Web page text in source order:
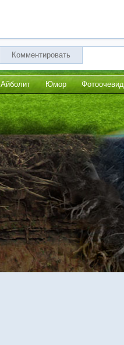
Комментировать
Айболит Юмор